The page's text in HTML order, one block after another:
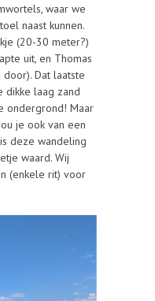
waar we
naast kunnen.
(20-30 meter?)
uit, en Thomas
Dat laatste
dikke laag zand
ondergrond! Maar
je ook van een
deze wandeling
waard. Wij
(enkele rit) voor